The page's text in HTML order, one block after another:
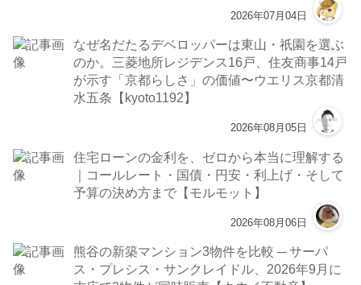
2026年07月04日
なぜ名だたるデベロッパーは東山・祇園を選ぶ
のか。三菱地所レジデンス16戸、住友商事14戸
が示す「京都らしさ」の価値〜ウエリス京都清
水五条【kyoto1192】
2026年08月05日
住宅ローンの金利を、ゼロから本当に理解する
｜コールレート・国債・円安・利上げ・そして
予算の決め方まで【モルモット】
2026年08月06日
熊谷の新築マンション3物件を比較 ─ サーパ
ス・プレシス・サンクレイドル、2026年9月に